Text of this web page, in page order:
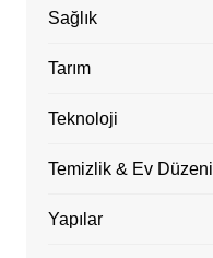
Sağlık
Tarım
Teknoloji
Temizlik & Ev Düzeni
Yapılar